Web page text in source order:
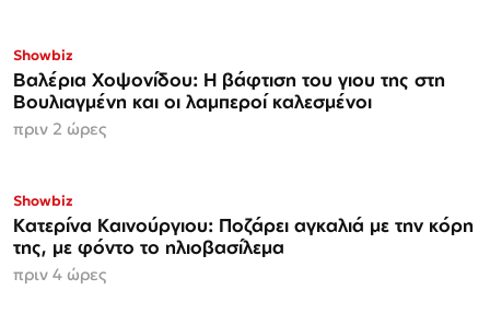
Showbiz
Βαλέρια Χοψονίδου: Η βάφτιση του γιου της στη
Βουλιαγμένη και οι λαμπεροί καλεσμένοι
πριν 2 ώρες
Showbiz
Κατερίνα Καινούργιου: Ποζάρει αγκαλιά με την κόρη
της, με φόντο το ηλιοβασίλεμα
πριν 4 ώρες